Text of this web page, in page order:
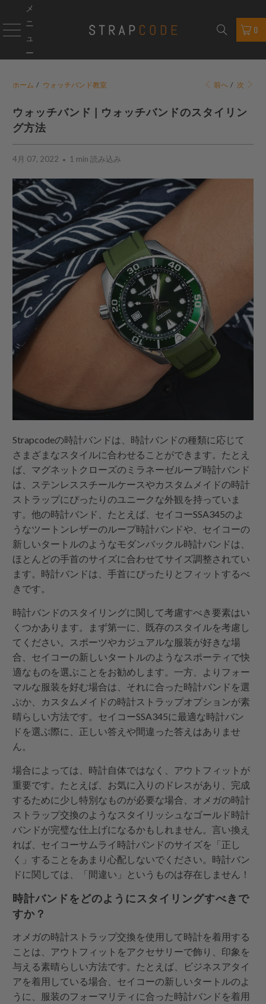
メ
ニ
ュ
ー
0
ホーム / ウォッチバンド教室 前へ / 次
ウォッチバンド | ウォッチバンドのスタイリン
グ方法
4月 07, 2022 1 min 読み込み
Strapcodeの時計バンドは、時計バンドの種類に応じて
さまざまなスタイルに合わせることができます。たとえ
ば、マグネットクローズのミラネーゼループ時計バンド
は、ステンレススチールケースやカスタムメイドの時計
ストラップにぴったりのユニークな外観を持っていま
す。他の時計バンド、たとえば、セイコーSSA345のよ
うなツートンレザーのループ時計バンドや、セイコーの
新しいタートルのようなモダンバックル時計バンドは、
ほとんどの手首のサイズに合わせてサイズ調整されてい
ます。時計バンドは、手首にぴったりとフィットするべ
きです。
時計バンドのスタイリングに関して考慮すべき要素はい
くつかあります。まず第一に、既存のスタイルを考慮し
てください。スポーツやカジュアルな服装が好きな場
合、セイコーの新しいタートルのようなスポーティで快
適なものを選ぶことをお勧めします。一方、よりフォー
マルな服装を好む場合は、それに合った時計バンドを選
ぶか、カスタムメイドの時計ストラップオプションが素
晴らしい方法です。セイコーSSA345に最適な時計バン
ドを選ぶ際に、正しい答えや間違った答えはありませ
ん。
場合によっては、時計自体ではなく、アウトフィットが
重要です。たとえば、お気に入りのドレスがあり、完成
するために少し特別なものが必要な場合、オメガの時計
ストラップ交換のようなスタイリッシュなゴールド時計
バンドが完璧な仕上げになるかもしれません。言い換え
れば、セイコーサムライ時計バンドのサイズを「正し
く」することをあまり心配しないでください。時計バン
ドに関しては、「間違い」というものは存在しません！
時計バンドをどのようにスタイリングすべきで
すか？
オメガの時計ストラップ交換を使用して時計を着用する
ことは、アウトフィットをアクセサリーで飾り、印象を
与える素晴らしい方法です。たとえば、ビジネスアタイ
アを着用している場合、セイコーの新しいタートルのよ
うに、服装のフォーマリティに合った時計バンドを着用